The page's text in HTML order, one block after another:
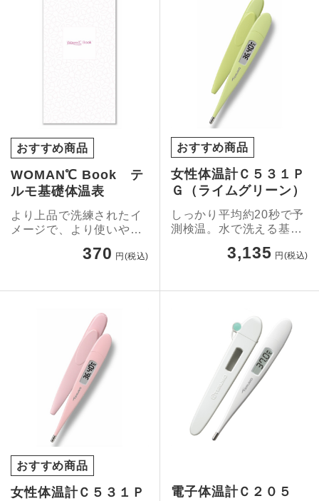
おすすめ商品
WOMAN℃ Book テ
ルモ基礎体温表
より上品で洗練されたイ
メージで、より使いやす
370 円(税込)
おすすめ商品
女性体温計Ｃ５３１Ｐ
Ｇ（ライムグリーン）
しっかり平均約20秒で予
測検温。水で洗える基礎
3,135 円(税込)
おすすめ商品
女性体温計Ｃ５３１Ｐ
電子体温計Ｃ２０５